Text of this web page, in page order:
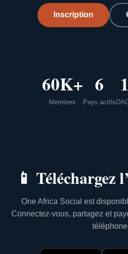
Inscription
60K+
Membres
6
Pays actifs
📱 Téléchargez
One Africa Social est
Connectez-vous, partagez et